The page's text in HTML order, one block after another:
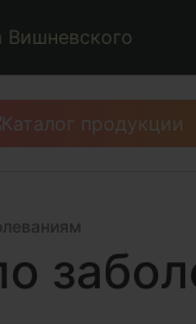
Вишневского
Каталог продукции